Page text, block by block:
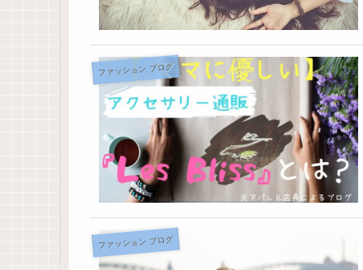
ファッション ブログ
ファッション ブログ